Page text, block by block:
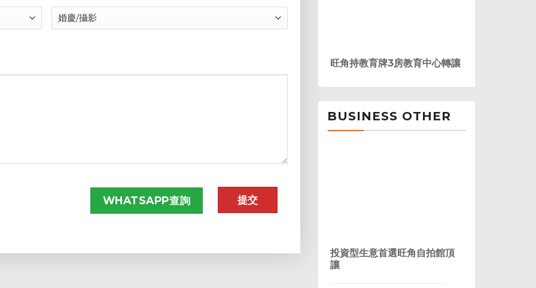
WHATSAPP查詢
旺角持教育牌3房教育中心轉讓
BUSINESS OTHER
投資型生意首選旺角自拍館頂
讓